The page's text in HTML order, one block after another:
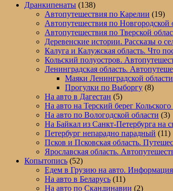
Трасса
«Кола».
Беломорск
—
Кандалакша.
Дорогами
севера.
Часть
Дранкипенаты (138)
Автопутешествия по Карелии (19)
Автопутешествия по Новгородской
Автопутешествия по Тверской
Деревенские истории. Рассказы о
Калуга и Калужская область. Что
Кольский полуостров.
Ленинградская область.
Маяки Ленинградской области
Прогулки по Выборгу (8)
На авто в Дагестан (5)
На авто на Терский берег
На авто по Вологодской области (3)
На Байкал из Санкт-Петербурга на
Петербург непарадно парадный (11)
Псков и Псковская область.
Ярославская область.
Копытопись (52)
Едем в Грузию на авто. Информация
На авто в Беларусь (11)
На авто по Скандинавии (2)